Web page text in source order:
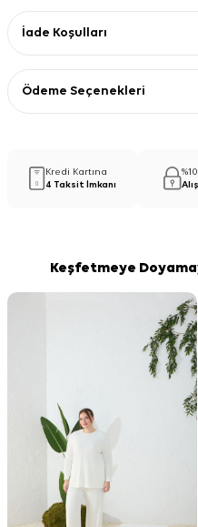
İade Koşulları
Ödeme Seçenekleri
Kredi Kartına
4 Taksit İmkanı
Keşfetmeye